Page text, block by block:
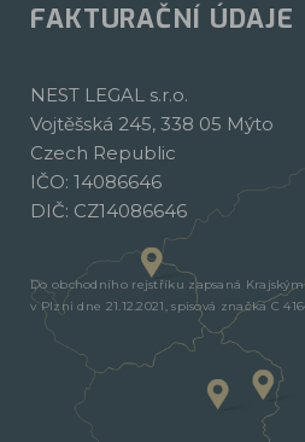
FAKTURAČNÍ ÚDAJE
NEST LEGAL s.r.o.
Vojtěšská 245, 338 05 Mýto
Czech Republic
IČO: 14086646
DIČ: CZ14086646
Do obchodního rejstříku zapsaná
v Plzni dne 21.12.2021, spisová značka C